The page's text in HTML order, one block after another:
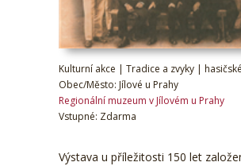
Kulturní akce | Tradice a zvyky |
Obec/Město: Jílové u Prahy
Regionální muzeum v Jílovém u Prahy
Vstupné: Zdarma
Výstava u příležitosti 150 let